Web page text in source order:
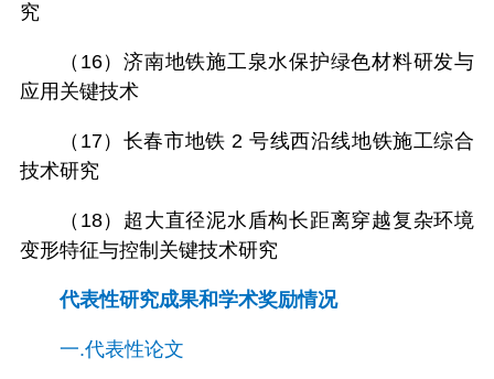
究
（16）济南地铁施工泉水保护绿色材料研发与
应用关键技术
（17）长春市地铁 2 号线西沿线地铁施工综合
技术研究
（18）超大直径泥水盾构长距离穿越复杂环境
变形特征与控制关键技术研究
代表性研究成果和学术奖励情况
一.代表性论文